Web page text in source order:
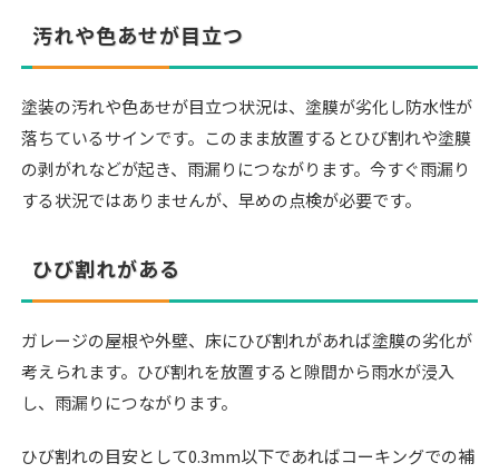
汚れや色あせが目立つ
塗装の汚れや色あせが目立つ状況は、塗膜が劣化し防水性が
落ちているサインです。このまま放置するとひび割れや塗膜
の剥がれなどが起き、雨漏りにつながります。今すぐ雨漏り
する状況ではありませんが、早めの点検が必要です。
ひび割れがある
ガレージの屋根や外壁、床にひび割れがあれば塗膜の劣化が
考えられます。ひび割れを放置すると隙間から雨水が浸入
し、雨漏りにつながります。
ひび割れの目安として0.3mm以下であればコーキングでの補